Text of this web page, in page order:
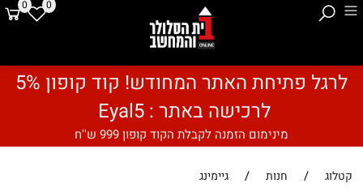
לרגל פתיחת האתר המחודש! קוד קופון 5%
לרכישה באתר : Eyal5
מינימום הזמנה לקבלת הקוד קופון 999 ש''ח
0 0
קטלוג / חנות / גיימינג